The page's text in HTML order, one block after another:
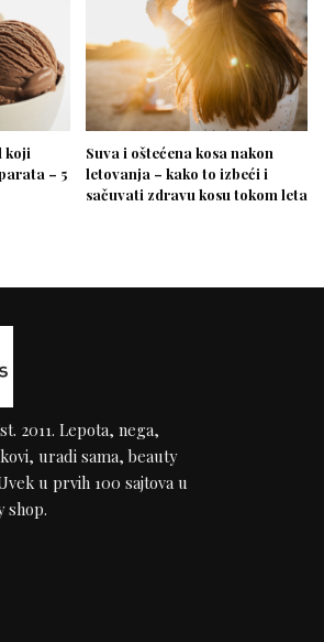
koji
– 5
Suva i oštećena kosa nakon
letovanja – kako to izbeći i
sačuvati zdravu kosu tokom leta
2011. Lepota, nega,
uradi sama, beauty
u prvih 100 sajtova u
shop.